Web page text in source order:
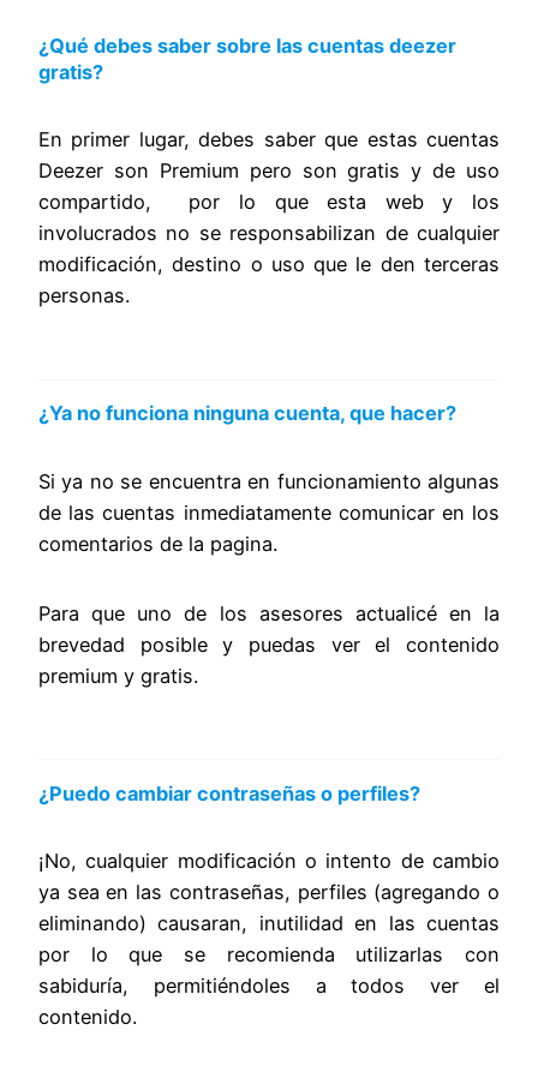
¿Qué debes saber sobre las cuentas deezer
gratis?
En primer lugar, debes saber que estas cuentas
Deezer son Premium pero son gratis y de uso
compartido, por lo que esta web y los
involucrados no se responsabilizan de cualquier
modificación, destino o uso que le den terceras
personas.
¿Ya no funciona ninguna cuenta, que hacer?
Si ya no se encuentra en funcionamiento algunas
de las cuentas inmediatamente comunicar en los
comentarios de la pagina.
Para que uno de los asesores actualicé en la
brevedad posible y puedas ver el contenido
premium y gratis.
¿Puedo cambiar contraseñas o perfiles?
¡No, cualquier modificación o intento de cambio
ya sea en las contraseñas, perfiles (agregando o
eliminando) causaran, inutilidad en las cuentas
por lo que se recomienda utilizarlas con
sabiduría, permitiéndoles a todos ver el
contenido.